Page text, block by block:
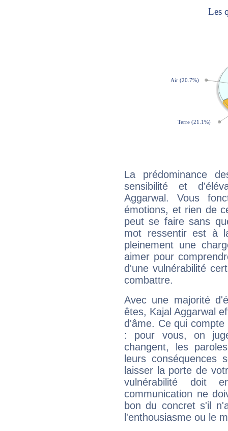
La prédominance
sensibilité et
Aggarwal. Vous
émotions, et rien de
peut se faire sans
mot ressentir est à
pleinement une
aimer pour
d'une vulnérabilité
combattre.
Avec une majorité
êtes, Kajal Aggarwal
d'âme. Ce qui
: pour vous, on
changent, les
leurs conséquences
laisser la porte de
vulnérabilité doit
communication ne
bon du concret s'il
l'enthousiasme ou le